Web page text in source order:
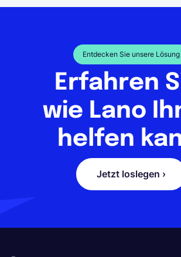
Entdecken Sie unsere Lösung
Erfahren
wie Lano
helfen
Jetzt loslegen ›